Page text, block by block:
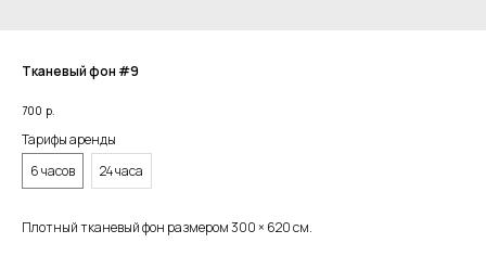
Тканевый фон #9
700 р.
Тарифы аренды
6 часов
24 часа
Плотный тканевый фон размером 300 × 620 см.